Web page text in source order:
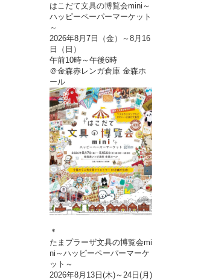
はこだて文具の博覧会mini～
ハッピーペーパーマーケット
～
2026年8月7日（金）～8月16
日（日）
午前10時～午後6時
＠金森赤レンガ倉庫 金森ホ
ール
＊
たまプラーザ文具の博覧会mi
ni～ハッピーペーパーマーケ
ット～
2026年8月13日(木)～24日(月)